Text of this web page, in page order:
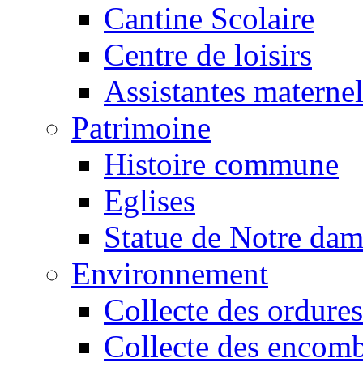
Cantine Scolaire
Centre de loisirs
Assistantes
Patrimoine
Histoire commune
Eglises
Statue de Notre
Environnement
Collecte des ordures
Collecte des